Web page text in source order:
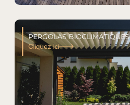
PERGOLAS BIOCLIMATIQUES
Cliquez ici